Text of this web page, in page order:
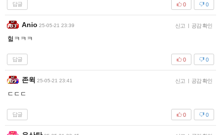
답글 0
0
Anio 25-05-21 23:39 신고 공감 확인
헐ㅋㅋㅋ
답글 0
0
존윅 25-05-21 23:41 신고 공감 확인
ㄷㄷㄷ
답글 0
0